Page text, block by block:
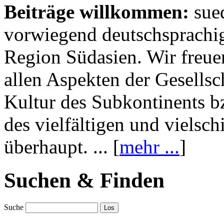
Beiträge willkommen:
vorwiegend
Region Südasien. Wir
allen Aspekten der
Kultur des Subkontinents
des vielfältigen und
überhaupt. ... [mehr ...]
Suchen & Finden
Suche